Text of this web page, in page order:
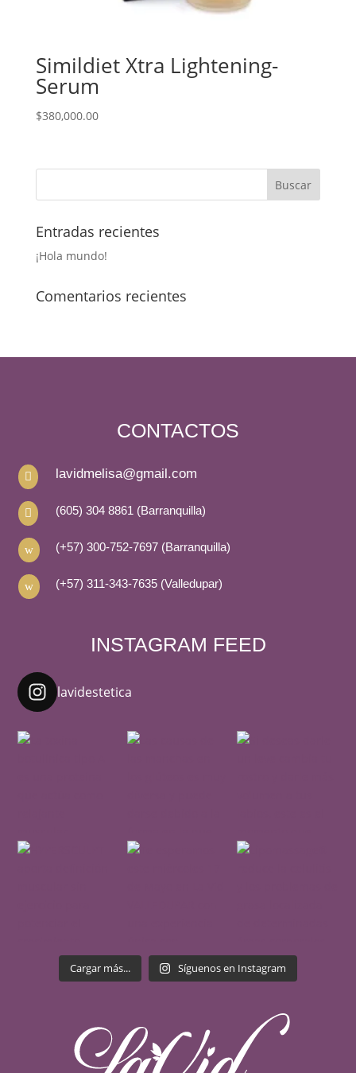
Simildiet Xtra Lightening-
Serum
$380,000.00
Entradas recientes
¡Hola mundo!
Comentarios recientes
CONTACTOS
 lavidmelisa@gmail.com
 (605) 304 8861 (Barranquilla)
w (+57) 300-752-7697 (Barranquilla)
w (+57) 311-343-7635 (Valledupar)
INSTAGRAM FEED
lavidestetica
Cargar más... Síguenos en Instagram